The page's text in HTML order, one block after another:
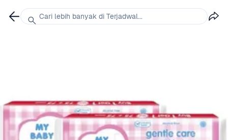
Cari lebih banyak di Terjadwal...